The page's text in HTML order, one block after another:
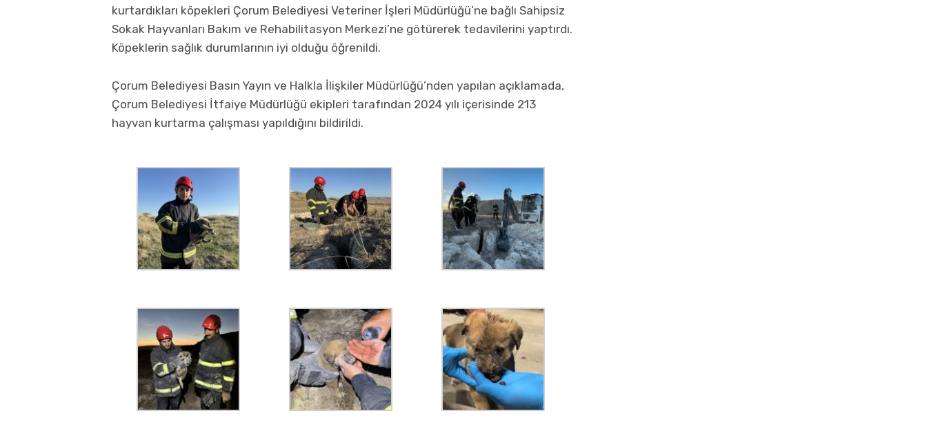
kurtardıkları köpekleri Çorum Belediyesi Veteriner İşleri Müdürlüğü’ne bağlı Sahipsiz
Sokak Hayvanları Bakım ve Rehabilitasyon Merkezi’ne götürerek tedavilerini yaptırdı.
Köpeklerin sağlık durumlarının iyi olduğu öğrenildi.
Çorum Belediyesi Basın Yayın ve Halkla İlişkiler Müdürlüğü’nden yapılan açıklamada,
Çorum Belediyesi İtfaiye Müdürlüğü ekipleri tarafından 2024 yılı içerisinde 213
hayvan kurtarma çalışması yapıldığını bildirildi.